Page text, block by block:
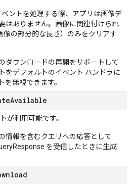
ントを処理する際、アプリは画像デ
はありません。画像に関連付けられ
像の部分的な長さ）のみをクリアす
ダウンロードの再開をサポートして
をデフォルトのイベント ハンドラに
を無視できます。
Available
が利用可能です。
情報を含むクエリへの応答として
を受信したときに生成